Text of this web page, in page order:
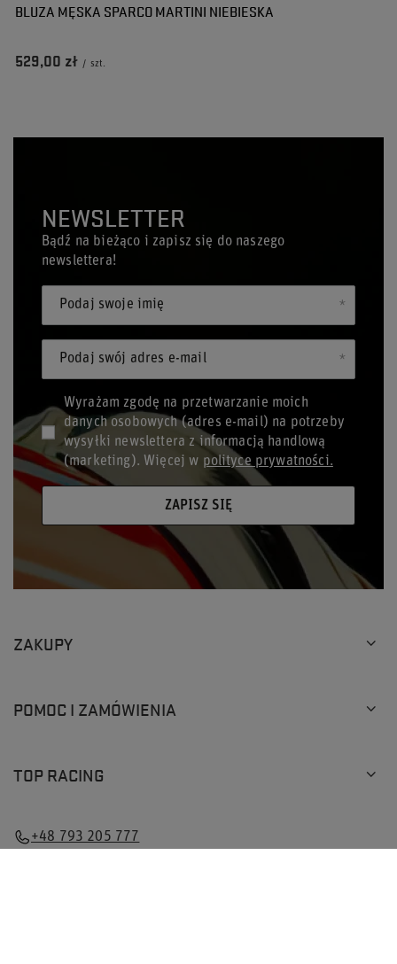
BLUZA MĘSKA SPARCO MARTINI NIEBIESKA
529,00 zł / szt.
NEWSLETTER
Bądź na bieżąco i zapisz się do naszego
newslettera!
Podaj swoje imię
Podaj swój adres e-mail
Wyrażam zgodę na przetwarzanie moich
danych osobowych (adres e-mail) na potrzeby
wysyłki newslettera z informacją handlową
(marketing). Więcej w polityce prywatności.
ZAPISZ SIĘ
ZAKUPY
POMOC I ZAMÓWIENIA
TOP RACING
+48 793 205 777